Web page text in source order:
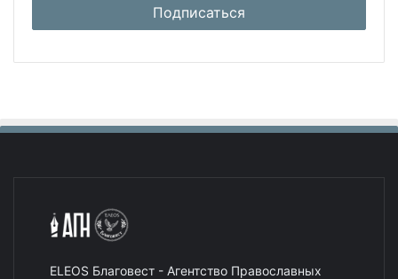
ELEOS Благовест - Агентство Православных